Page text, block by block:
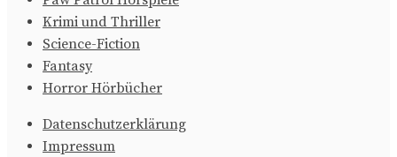
Krimi und Thriller
Science-Fiction
Fantasy
Horror Hörbücher
Datenschutzerklärung
Impressum